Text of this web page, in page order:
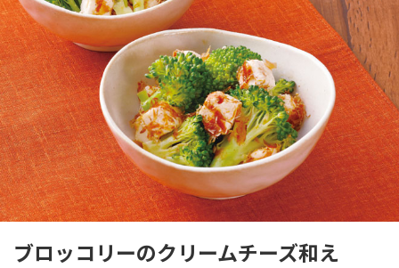
ブロッコリーのクリームチーズ和え